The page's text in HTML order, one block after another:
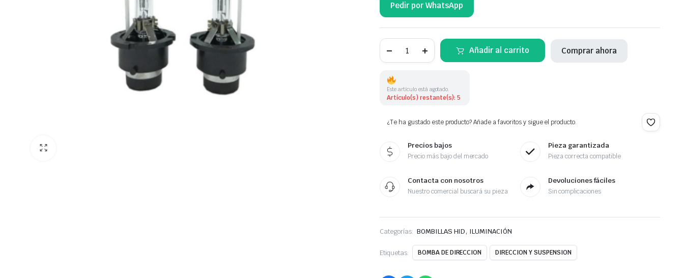
Pedir por WhatsApp
Añadir al carrito Comprar ahora
Este artículo está agotado.
Artículo(s) restante(s): 5
¿Te ha gustado este producto? Añade a favoritos y sigue el producto.
Precios bajos
Precio más bajo del mercado
Pieza garantizada
Pieza correcta compatible
Contacta con nosotros
Nuestro comercial buscará su pieza
Devoluciones fáciles
Sin complicaciones
Categorías: BOMBILLAS HID, ILUMINACIÓN
Etiquetas: BOMBA DE DIRECCION DIRECCION Y SUSPENSION